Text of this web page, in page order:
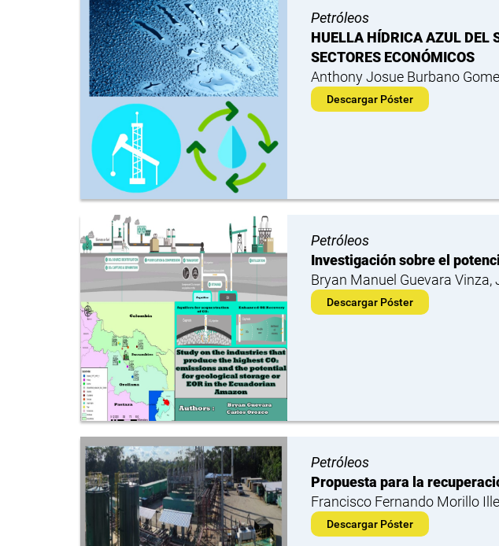
Petróleos
HUELLA HÍDRICA AZUL DEL
SECTORES ECONÓMICOS
Anthony Josue Burbano
Descargar Póster
Petróleos
Investigación sobre el
Bryan Manuel Guevara Vinza,
Descargar Póster
Petróleos
Propuesta para la
Francisco Fernando Morillo
Descargar Póster